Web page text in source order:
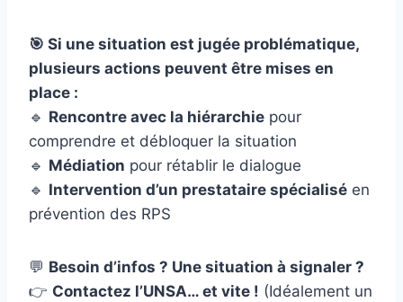
🎯 Si une situation est jugée problématique,
plusieurs actions peuvent être mises en
place :
🔹 Rencontre avec la hiérarchie pour
comprendre et débloquer la situation
🔹 Médiation pour rétablir le dialogue
🔹 Intervention d’un prestataire spécialisé en
prévention des RPS
💬 Besoin d’infos ? Une situation à signaler ?
👉 Contactez l’UNSA… et vite ! (Idéalement un